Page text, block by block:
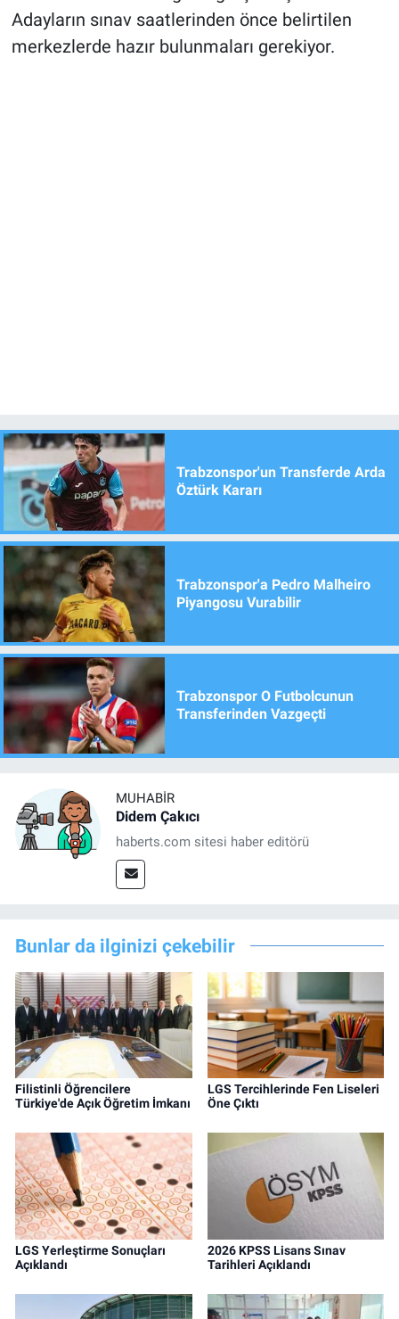
Adayların sınav saatlerinden önce belirtilen
merkezlerde hazır bulunmaları gerekiyor.
Trabzonspor'un Transferde Arda
Öztürk Kararı
Trabzonspor'a Pedro Malheiro
Piyangosu Vurabilir
Trabzonspor O Futbolcunun
Transferinden Vazgeçti
MUHABIR
Didem Çakıcı
haberts.com sitesi haber editörü
Bunlar da ilginizi çekebilir
Filistinli Öğrencilere
Türkiye'de Açık Öğretim İmkanı
LGS Tercihlerinde Fen Liseleri
Öne Çıktı
LGS Yerleştirme Sonuçları
Açıklandı
2026 KPSS Lisans Sınav
Tarihleri Açıklandı